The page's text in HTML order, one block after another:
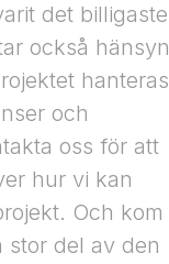
det billigaste
också hänsyn
hanteras
och
oss för att
hur vi kan
Och kom
stor del av den